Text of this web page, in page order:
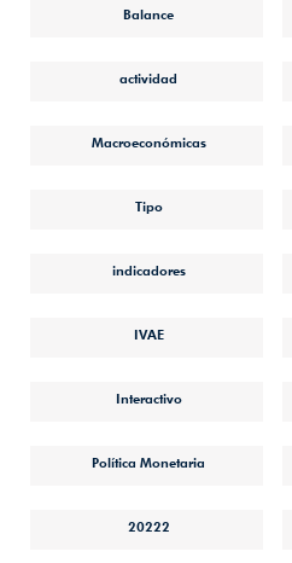
Balance
actividad
Macroeconómicas
Tipo
indicadores
IVAE
Interactivo
Política Monetaria
20222